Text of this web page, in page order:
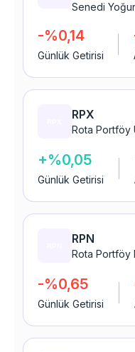
Senedi
-%0,14
Günlük Getirisi
RPX
Rota Portföy
+%0,05
Günlük Getirisi
RPN
Rota Portföy
-%0,65
Günlük Getirisi